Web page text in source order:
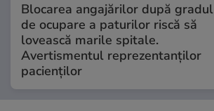
Blocarea angajărilor după gradul
de ocupare a paturilor riscă să
lovească marile spitale.
Avertismentul reprezentanților
pacienților